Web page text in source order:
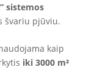
sistemos
švariu pjūviu.
kaip
iki 3000 m²